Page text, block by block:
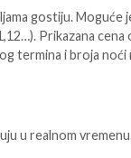
gostiju. Moguće
Prikazana
termina i broja noći
u realnom